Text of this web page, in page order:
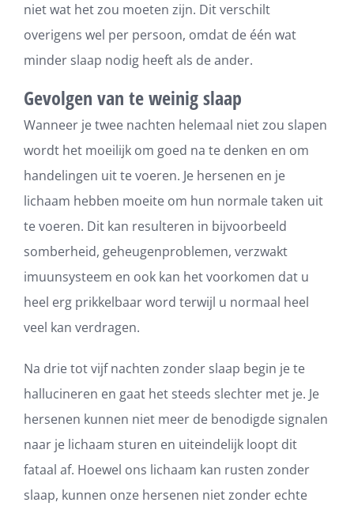
niet wat het zou moeten zijn. Dit verschilt
overigens wel per persoon, omdat de één wat
minder slaap nodig heeft als de ander.
Gevolgen van te weinig slaap
Wanneer je twee nachten helemaal niet zou slapen
wordt het moeilijk om goed na te denken en om
handelingen uit te voeren. Je hersenen en je
lichaam hebben moeite om hun normale taken uit
te voeren. Dit kan resulteren in bijvoorbeeld
somberheid, geheugenproblemen, verzwakt
imuunsysteem en ook kan het voorkomen dat u
heel erg prikkelbaar word terwijl u normaal heel
veel kan verdragen.
Na drie tot vijf nachten zonder slaap begin je te
hallucineren en gaat het steeds slechter met je. Je
hersenen kunnen niet meer de benodigde signalen
naar je lichaam sturen en uiteindelijk loopt dit
fataal af. Hoewel ons lichaam kan rusten zonder
slaap, kunnen onze hersenen niet zonder echte